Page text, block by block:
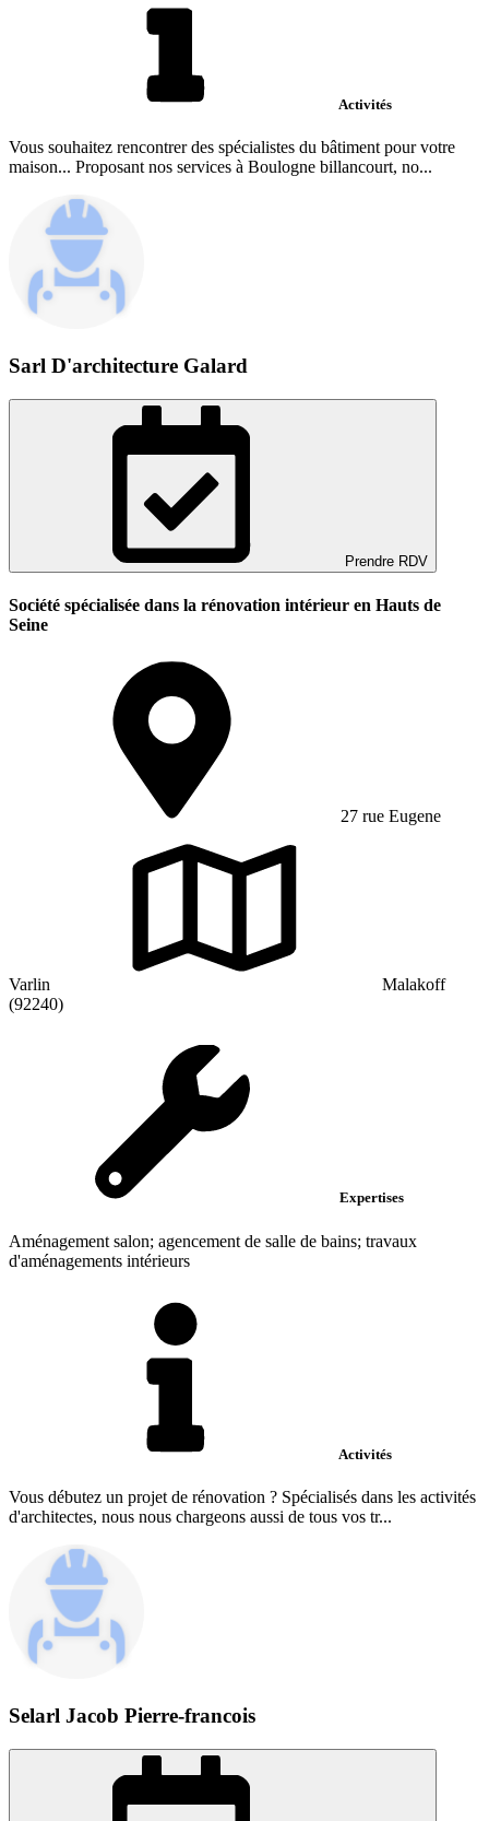
Activités
Vous souhaitez rencontrer des spécialistes du bâtiment pour votre
maison... Proposant nos services à Boulogne billancourt, no...
Sarl D'architecture Galard
Prendre RDV
Société spécialisée dans la rénovation intérieur en Hauts de
Seine
27 rue Eugene
Varlin
Malakoff
(92240)
Expertises
Aménagement salon; agencement de salle de bains; travaux
d'aménagements intérieurs
Activités
Vous débutez un projet de rénovation ? Spécialisés dans les activités
d'architectes, nous nous chargeons aussi de tous vos tr...
Selarl Jacob Pierre-francois